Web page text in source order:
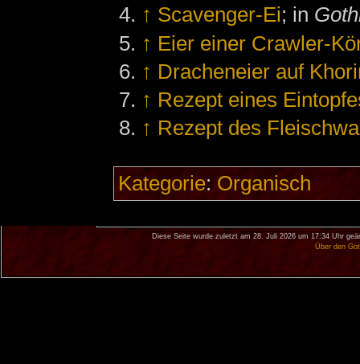
↑ Scavenger-Ei; in
↑ Eier einer Crawler-
↑ Dracheneier auf
↑ Rezept eines
↑ Rezept des
Kategorie: Organisch
Diese Seite wurde zuletzt am 28. Juli 2026 um 17:34 Uhr
Über den